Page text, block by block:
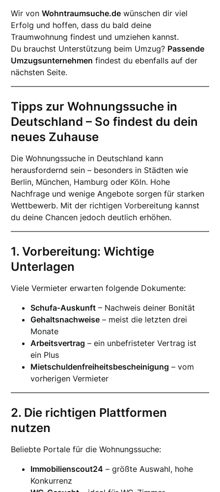
Wir vonWohntraumsuche.de wünschen dir viel
Erfolg und hoffen, dass du bald deine
Traumwohnung findest und umziehen kannst.
Du brauchst Unterstützung beim Umzug? Passende
Umzugsunternehmen findest du ebenfalls auf der
nächsten Seite.
Tipps zur Wohnungssuche in
Deutschland – So findest du dein
neues Zuhause
Die Wohnungssuche in Deutschland kann
herausfordernd sein – besonders in Städten wie
Berlin, München, Hamburg oder Köln. Hohe
Nachfrage und wenige Angebote sorgen für starken
Wettbewerb. Mit der richtigen Vorbereitung kannst
du deine Chancen jedoch deutlich erhöhen.
1. Vorbereitung: Wichtige
Unterlagen
Viele Vermieter erwarten folgende Dokumente:
Schufa-Auskunft – Nachweis deiner Bonität
Gehaltsnachweise – meist die letzten drei
Monate
Arbeitsvertrag – ein unbefristeter Vertrag ist
ein Plus
Mietschuldenfreiheitsbescheinigung – vom
vorherigen Vermieter
2. Die richtigen Plattformen
nutzen
Beliebte Portale für die Wohnungssuche:
Immobilienscout24 – größte Auswahl, hohe
Konkurrenz